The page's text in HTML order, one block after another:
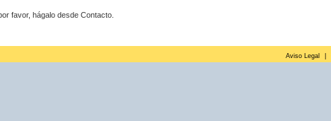
favor, hágalo desde Contacto.
Aviso Legal